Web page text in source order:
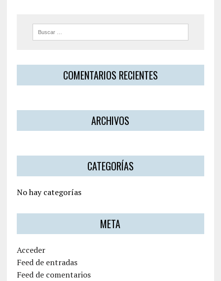
COMENTARIOS RECIENTES
ARCHIVOS
CATEGORÍAS
No hay categorías
META
Acceder
Feed de entradas
Feed de comentarios